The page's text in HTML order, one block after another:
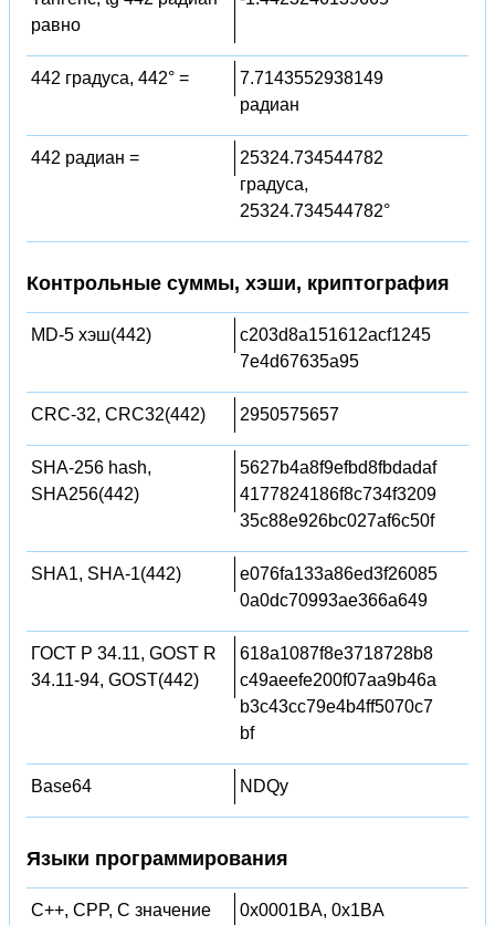
равно
442 градуса, 442° =
7.7143552938149
радиан
442 радиан =
25324.734544782
градуса,
25324.734544782°
Контрольные суммы, хэши, криптография
MD-5 хэш(442)
c203d8a151612acf1245
7e4d67635a95
CRC-32, CRC32(442) 2950575657
SHA-256 hash,
SHA256(442)
5627b4a8f9efbd8fbdadaf
4177824186f8c734f3209
35c88e926bc027af6c50f
SHA1, SHA-1(442)
e076fa133a86ed3f26085
0a0dc70993ae366a649
ГОСТ Р 34.11, GOST R
34.11-94, GOST(442)
618a1087f8e3718728b8
c49aeefe200f07aa9b46a
b3c43cc79e4b4ff5070c7
bf
Base64 NDQy
Языки программирования
C++, CPP, C значение
0x0001BA, 0x1BA